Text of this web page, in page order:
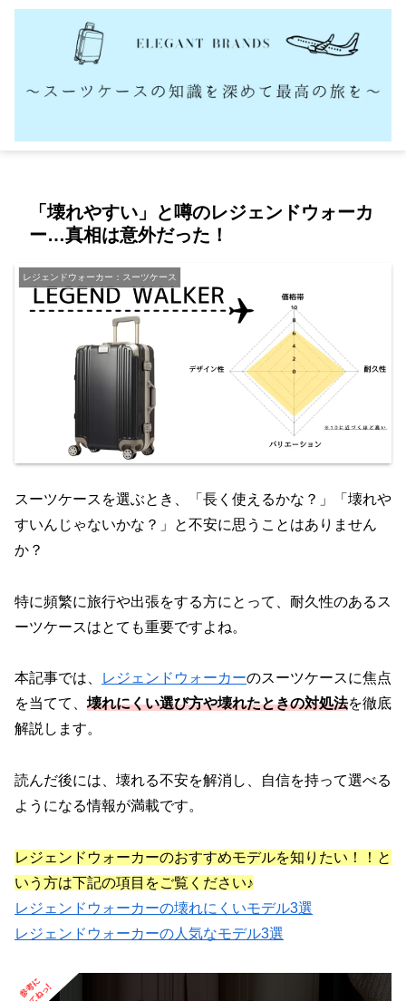
「壊れやすい」と噂のレジェンドウォーカ
ー…真相は意外だった！
レジェンドウォーカー：スーツケース
スーツケースを選ぶとき、「長く使えるかな？」「壊れや
すいんじゃないかな？」と不安に思うことはありません
か？
特に頻繁に旅行や出張をする方にとって、耐久性のあるス
ーツケースはとても重要ですよね。
本記事では、 レジェンドウォーカーのスーツケースに焦点
を当てて、 壊れにくい選び方や壊れたときの対処法を徹底
解説します。
読んだ後には、壊れる不安を解消し、自信を持って選べる
ようになる情報が満載です。
レジェンドウォーカーのおすすめモデルを知りたい！！と
いう方は下記の項目をご覧ください♪
レジェンドウォーカーの壊れにくいモデル3選
レジェンドウォーカーの人気なモデル3選